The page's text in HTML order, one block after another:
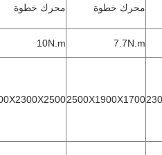
محرك خطوة محرك خطوة
7.7N.m
10N.m
2500X1900X1700
3000X2300X2500